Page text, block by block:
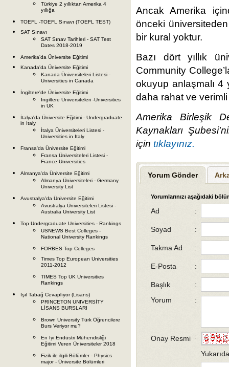
Türkiye 2 yıllıktan Amerika 4
yıllığa
TOEFL -TOEFL Sınavı (TOEFL TEST)
SAT Sınavı
SAT Sınav Tarihleri - SAT Test
Dates 2018-2019
Amerika'da Üniversite Eğitimi
Kanada'da Üniversite Eğitimi
Kanada Üniversiteleri Listesi -
Universities in Canada
İngiltere'de Üniversite Eğitimi
İngiltere Üniversiteleri -Universities
in UK
İtalya'da Üniversite Eğitimi - Undergraduate
in Italy
İtalya Üniversiteleri Listesi -
Universities in Italy
Fransa'da Üniversite Eğitimi
Fransa Üniversiteleri Listesi -
France Universities
Almanya'da Üniversite Eğitimi
Almanya Üniversiteleri - Germany
University List
Avustralya'da Üniversite Eğitimi
Avustralya Üniversiteleri Listesi -
Australia University List
Top Undergraduate Universities - Rankings
USNEWS Best Colleges -
National University Rankings
FORBES Top Colleges
Times Top European Universities
2011-2012
TIMES Top UK Universities
Rankings
Işıl Tabağ Cevaplıyor (Lisans)
PRINCETON UNIVERSİTY
LİSANS BURSLARI
Brown University Türk Öğrencilere
Burs Veriyor mu?
En İyi Endüstri Mühendisliği
Eğitimi Veren Üniversiteler 2018
Fizik ile ilgili Bölümler - Physics
major - Üniversite Bölümleri
Ancak Amerika
önceki
bir kural yoktur.
Bazı dört yıllık
Community
okuyup anlaşmalı 4
daha rahat ve verimli
Amerika Birleşik
Kaynakları
için tıklayınız.
Yorum Gönder
Yorumlarınızı aşağıdaki
Ad :
Soyad :
Takma Ad :
E-Posta :
Başlık
:
Yorum
:
Onay Resmi :